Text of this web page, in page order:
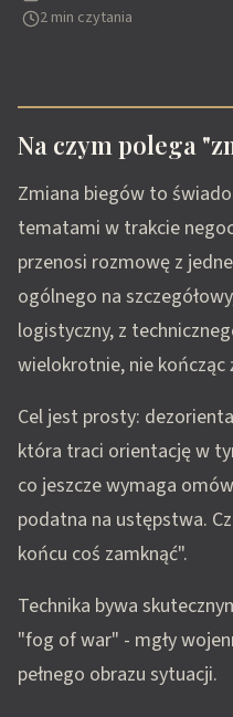
2 min czytania
Na czym polega
Zmiana biegów to
tematami w trakcie
przenosi rozmowę z
ogólnego na
logistyczny, z
wielokrotnie, nie
Cel jest prosty:
która traci orientację w
co jeszcze wymaga
podatna na ustępstwa.
końcu coś zamknąć".
Technika bywa
"fog of war" - mgły
pełnego obrazu sytuacji.